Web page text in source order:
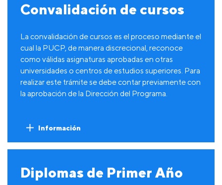
Convalidación de cursos
La convalidación de cursos es el proceso mediante el
cual la PUCP, de manera discrecional, reconoce
como válidas asignaturas aprobadas en otras
universidades o centros de estudios superiores. Para
realizar este trámite se debe contar previamente con
la aprobación de la Dirección del Programa.
Información
Diplomas de Primer Año